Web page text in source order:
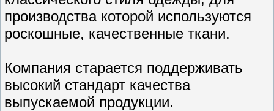
производства которой используются
роскошные, качественные ткани.
Компания старается поддерживать
высокий стандарт качества
выпускаемой продукции.